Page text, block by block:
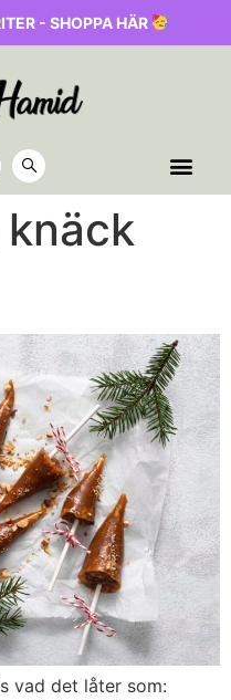
- SHOPPA HÄR
vad det låter som: